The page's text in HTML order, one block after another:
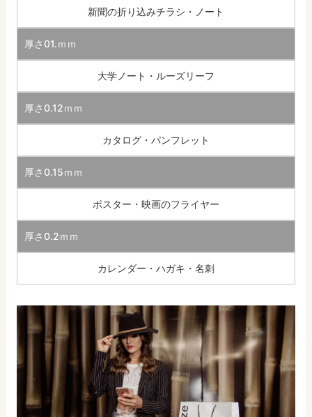
新聞の折り込みチラシ・ノート
厚さ01.ｍｍ
大学ノート・ルーズリーフ
厚さ0.12ｍｍ
カタログ・パンフレット
厚さ0.15ｍｍ
ポスター・映画のフライヤー
厚さ0.2ｍｍ
カレンダー・ハガキ・名刺